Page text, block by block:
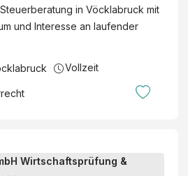
in Vöcklabruck mit
und Interesse an laufender
Vollzeit